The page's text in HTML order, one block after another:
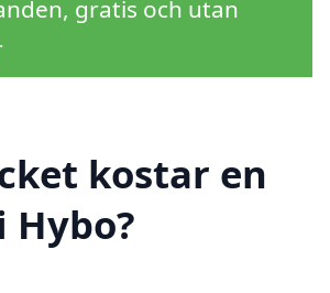
gratis och utan
kostar en
Hybo?